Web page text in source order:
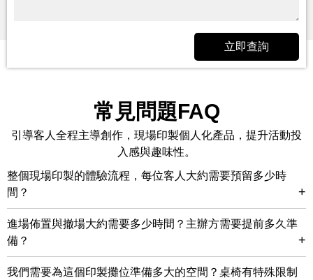
立即查詢
整個現場印製的體驗流程，每位客人大約需要預留多少時
間？
+
進場佈置與撤場大約需要多少時間？主辦方需要提前多久準
備？
+
我們需要為這個印製攤位準備多大的空間？桌椅有特殊限制
常見問題FAQ
引導客人全程主導創作，現場印製個人化產品，提升活動投
入感與趣味性。